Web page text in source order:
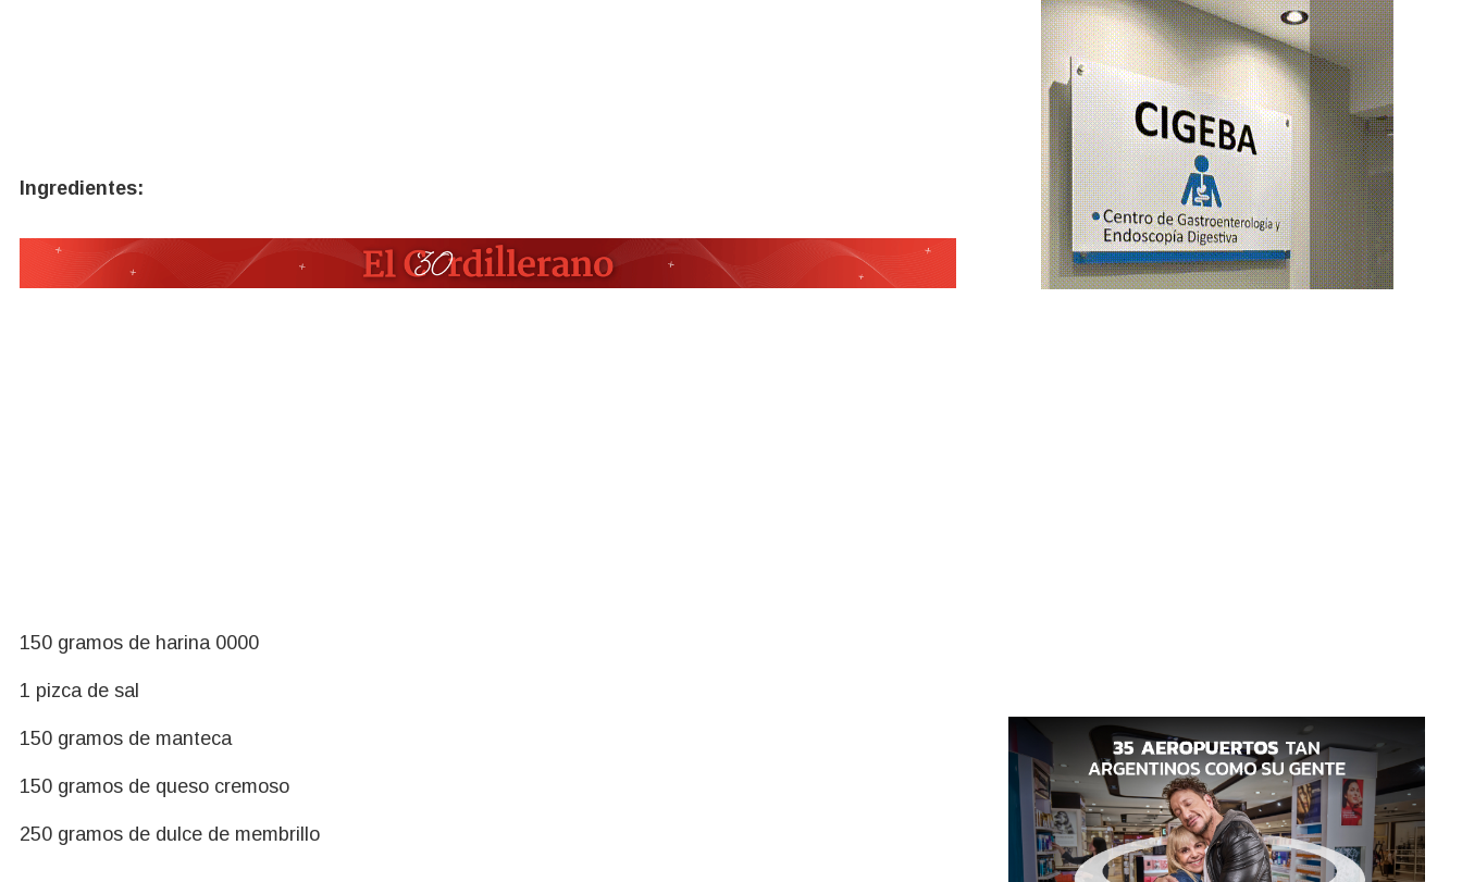
Ingredientes:
150 gramos de harina 0000
1 pizca de sal
150 gramos de manteca
150 gramos de queso cremoso
250 gramos de dulce de membrillo